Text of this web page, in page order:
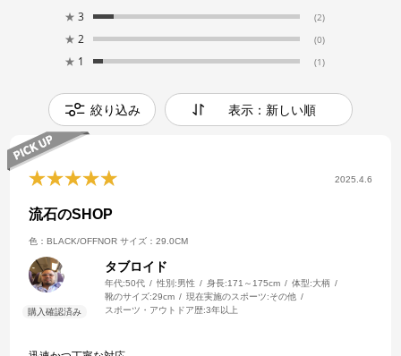
★ 3 (2)
★ 2 (0)
★ 1 (1)
絞り込み 表示：新しい順
2025.4.6
流石のSHOP
色：BLACK/OFFNOR サイズ：29.0CM
タブロイド
年代:50代 性別:男性 身長:171～175cm 体型:大柄
靴のサイズ:29cm 現在実施のスポーツ:その他
スポーツ・アウトドア歴:3年以上